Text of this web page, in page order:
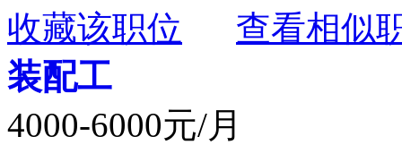
收藏该职位
查看相似
装配工
4000-6000元/月